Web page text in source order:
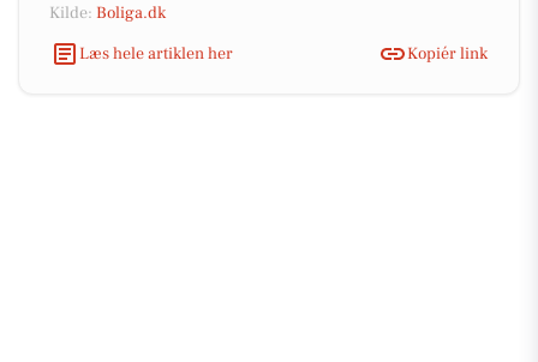
Kilde: Boliga.dk
Læs hele artiklen her
Kopiér link